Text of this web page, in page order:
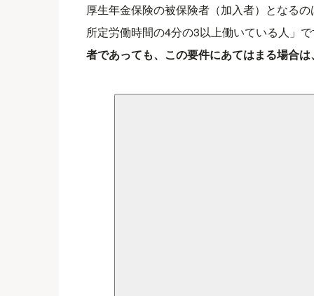
厚生年金保険の被保険者（加入者）となる
所定労働時間の4分の3以上働いている人」
者であっても、この要件にあてはまる場合